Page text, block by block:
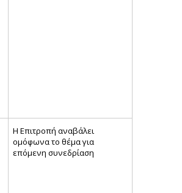
Η Επιτροπή αναβάλει
ομόφωνα το θέμα για
επόμενη συνεδρίαση